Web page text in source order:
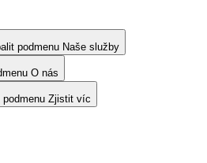
podmenu Naše služby
O nás
podmenu Zjistit víc